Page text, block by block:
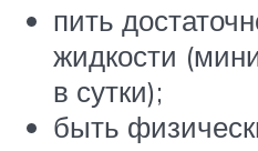
пить
жидкости
в сутки);
быть